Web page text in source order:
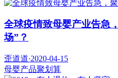
全球疫情致母婴产业告急
场”？
歪道道·2020-04-15
母婴产品聚划算